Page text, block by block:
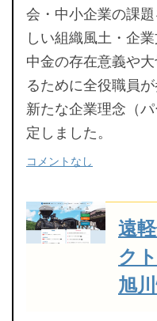
会・中小企業の課
しい組織風土・企
中金の存在意義や
るために全役職員
新たな企業理念（
定しました。
コメントなし
遠
ク
旭